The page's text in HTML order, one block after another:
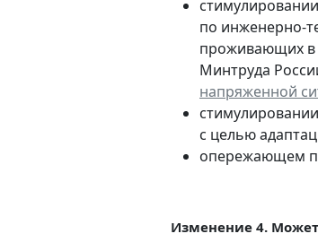
по инженерно-
проживающих в
Минтруда
напряженной
с целью
опережающем
Изменение 4. Может